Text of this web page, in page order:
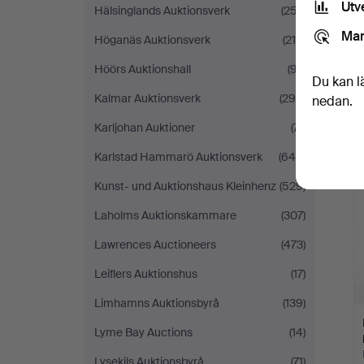
Hälsinglands Auktionsverk
(257)
Höganäs Auktionsverk
(215)
Höörs Auktionshall
(97)
Kalmar Auktionsverk
(294)
Karljohan Auktioner
(71)
Karlstad Hammarö Auktionsverk
(645)
Kunst- und Auktionshaus Kleinhenz (529)
Laholms Auktionskammare
(307)
Lawrences Auctioneers
(473)
Leiflers Auktionshus
(17)
Limhamns Auktionsbyrå
(139)
Lyme Bay Auctions
(14)
Du kan
nedan.